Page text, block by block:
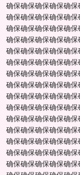
确保确保确保确保确
确保确保确保确保确
确保确保确保确保确
确保确保确保确保确
确保确保确保确保确
确保确保确保确保确
确保确保确保确保确
确保确保确保确保确
确保确保确保确保确
确保确保确保确保确
确保确保确保确保确
确保确保确保确保确
确保确保确保确保确
确保确保确保确保确
确保确保确保确保确